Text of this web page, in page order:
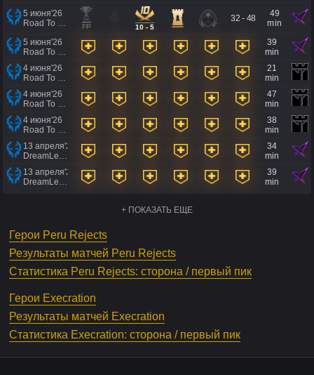
5 июня'26
FP 10 - 5
32 - 48
49
min
5 июня'26
39
min
4 июня'26
21
min
4 июня'26
47
min
4 июня'26
38
min
13 апреля'26
34
min
13 апреля'26
39
min
+ ПОКАЗАТЬ ЕЩЕ
Герои Peru Rejects
Результаты матчей Peru Rejects
Статистика Peru Rejects: сторона / первый пик
Герои Execration
Результаты матчей Execration
Статистика Execration: сторона / первый пик